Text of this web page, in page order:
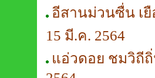
อีสานม่วนซื่น เยื
15 มี.ค. 2564
แอ่วดอย ชมวิถี